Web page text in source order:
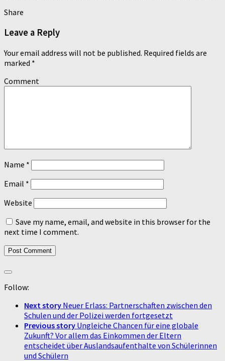
Share
Leave a Reply
Your email address will not be published. Required fields are
marked *
Comment
Name *
Email *
Website
Save my name, email, and website in this browser for the
next time I comment.
Follow:
Next story Neuer Erlass: Partnerschaften zwischen den
Schulen und der Polizei werden fortgesetzt
Previous story Ungleiche Chancen für eine globale
Zukunft? Vor allem das Einkommen der Eltern
entscheidet über Auslandsaufenthalte von Schülerinnen
und Schülern